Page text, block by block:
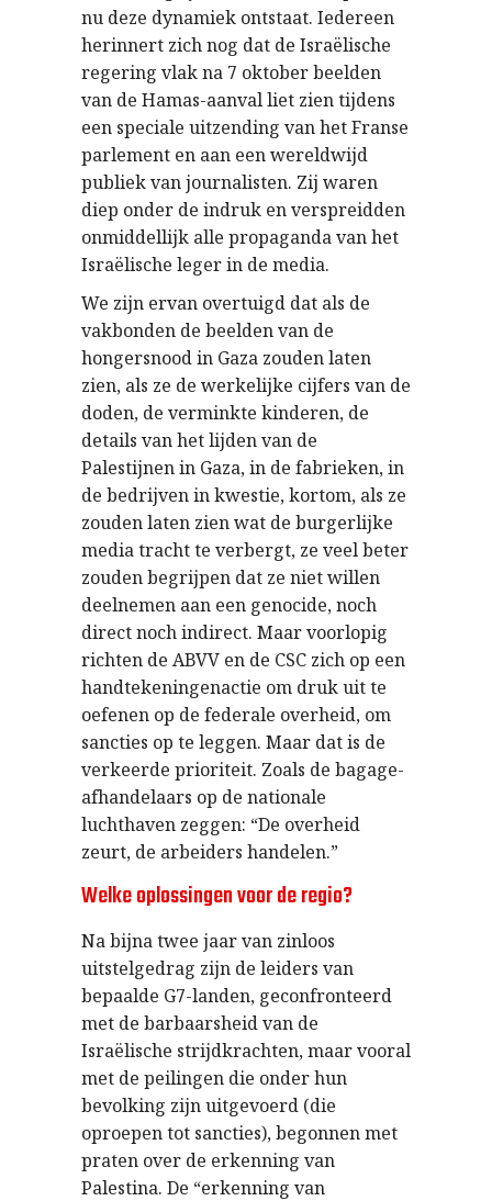
nu deze dynamiek ontstaat. Iedereen
herinnert zich nog dat de Israëlische
regering vlak na 7 oktober beelden
van de Hamas-aanval liet zien tijdens
een speciale uitzending van het Franse
parlement en aan een wereldwijd
publiek van journalisten. Zij waren
diep onder de indruk en verspreidden
onmiddellijk alle propaganda van het
Israëlische leger in de media.
We zijn ervan overtuigd dat als de
vakbonden de beelden van de
hongersnood in Gaza zouden laten
zien, als ze de werkelijke cijfers van de
doden, de verminkte kinderen, de
details van het lijden van de
Palestijnen in Gaza, in de fabrieken, in
de bedrijven in kwestie, kortom, als ze
zouden laten zien wat de burgerlijke
media tracht te verbergt, ze veel beter
zouden begrijpen dat ze niet willen
deelnemen aan een genocide, noch
direct noch indirect. Maar voorlopig
richten de ABVV en de CSC zich op een
handtekeningenactie om druk uit te
oefenen op de federale overheid, om
sancties op te leggen. Maar dat is de
verkeerde prioriteit. Zoals de bagage-
afhandelaars op de nationale
luchthaven zeggen: “De overheid
zeurt, de arbeiders handelen.”
Welke oplossingen voor de regio?
Na bijna twee jaar van zinloos
uitstelgedrag zijn de leiders van
bepaalde G7-landen, geconfronteerd
met de barbaarsheid van de
Israëlische strijdkrachten, maar vooral
met de peilingen die onder hun
bevolking zijn uitgevoerd (die
oproepen tot sancties), begonnen met
praten over de erkenning van
Palestina. De “erkenning van